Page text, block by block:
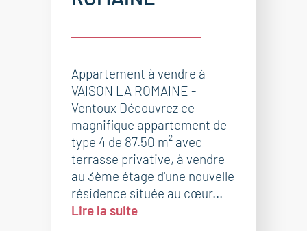
Appartement à vendre à
VAISON LA ROMAINE -
Ventoux Découvrez ce
magnifique appartement de
type 4 de 87.50 m² avec
terrasse privative, à vendre
au 3ème étage d'une nouvelle
résidence située au cœur...
Lire la suite